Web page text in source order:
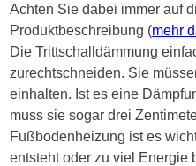
Achten Sie dabei immer auf
Produktbeschreibung (mehr
Die Trittschalldämmung
zurechtschneiden. Sie
einhalten. Ist es eine
muss sie sogar drei
Fußbodenheizung ist es
entsteht oder zu viel Energie